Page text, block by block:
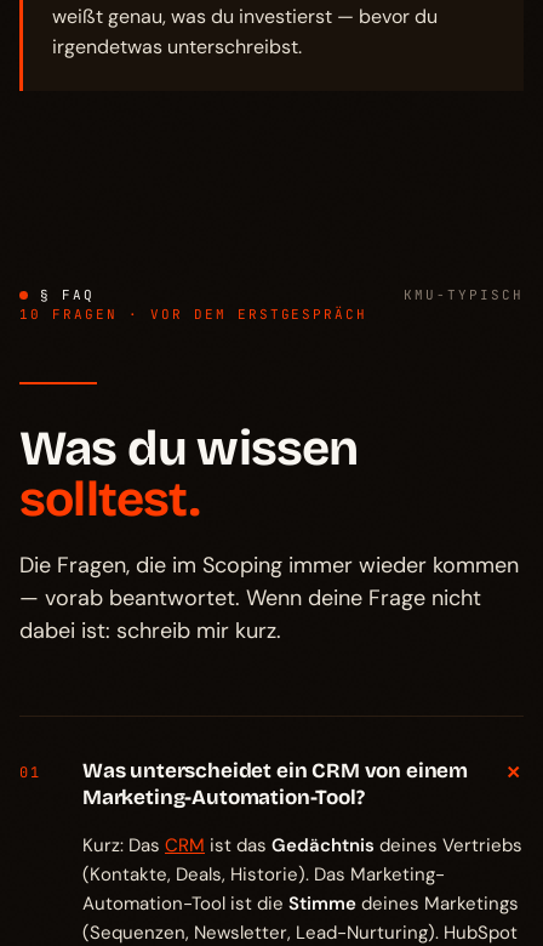
weißt genau, was du investierst — bevor du
irgendetwas unterschreibst.
§ FAQ
KMU-TYPISCH
10 FRAGEN · VOR DEM ERSTGESPRÄCH
Was du wissen
solltest.
Die Fragen, die im Scoping immer wieder kommen
— vorab beantwortet. Wenn deine Frage nicht
dabei ist: schreib mir kurz.
01
Was unterscheidet ein CRM von einem
Marketing-Automation-Tool?
+
Kurz: Das CRM ist das Gedächtnis deines Vertriebs
(Kontakte, Deals, Historie). Das Marketing-
Automation-Tool ist die Stimme deines Marketings
(Sequenzen, Newsletter, Lead-Nurturing). HubSpot